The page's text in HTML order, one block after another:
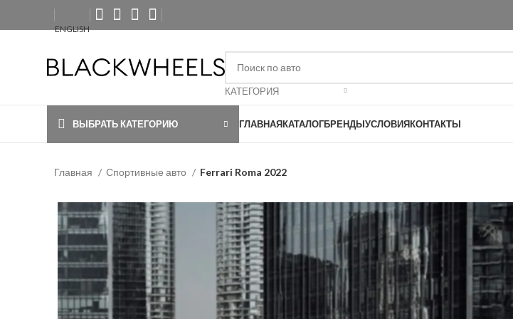
ENGLISH
КАТЕГОРИЯ
ВЫБРАТЬ КАТЕГОРИЮ ГЛАВНАЯКАТАЛОГБРЕНДЫУСЛОВИЯКОНТАКТЫ
Главная Спортивные авто Ferrari Roma 2022